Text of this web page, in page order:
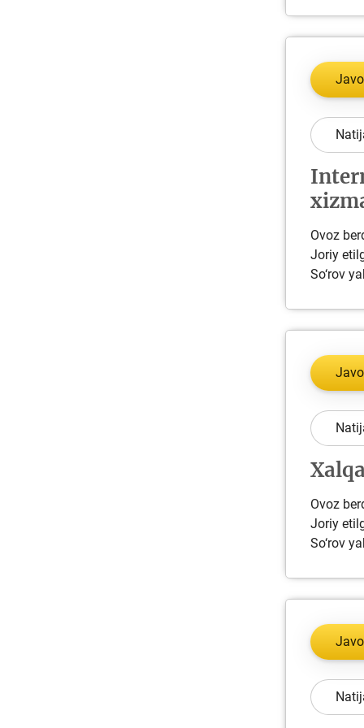
Ovoz
Joriy
So‘rov
Ovoz
Joriy
So‘rov